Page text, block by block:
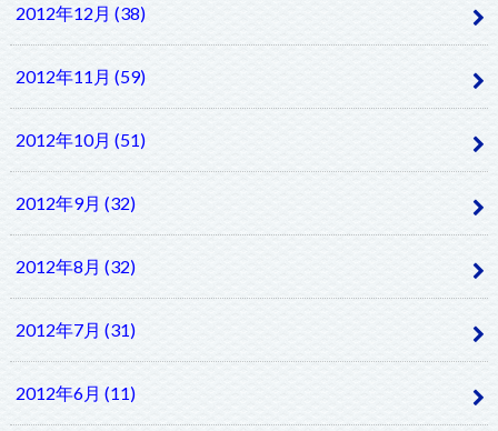
2012年12月 (38)
2012年11月 (59)
2012年10月 (51)
2012年9月 (32)
2012年8月 (32)
2012年7月 (31)
2012年6月 (11)